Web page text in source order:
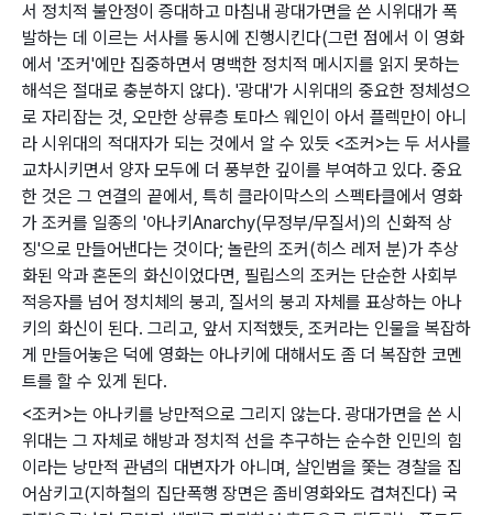
서 정치적 불안정이 증대하고 마침내 광대가면을 쓴 시위대가 폭
발하는 데 이르는 서사를 동시에 진행시킨다(그런 점에서 이 영화
에서 '조커'에만 집중하면서 명백한 정치적 메시지를 읽지 못하는
해석은 절대로 충분하지 않다). '광대'가 시위대의 중요한 정체성으
로 자리잡는 것, 오만한 상류층 토마스 웨인이 아서 플렉만이 아니
라 시위대의 적대자가 되는 것에서 알 수 있듯 <조커>는 두 서사를
교차시키면서 양자 모두에 더 풍부한 깊이를 부여하고 있다. 중요
한 것은 그 연결의 끝에서, 특히 클라이막스의 스펙타클에서 영화
가 조커를 일종의 '아나키Anarchy(무정부/무질서)의 신화적 상
징'으로 만들어낸다는 것이다; 놀란의 조커(히스 레저 분)가 추상
화된 악과 혼돈의 화신이었다면, 필립스의 조커는 단순한 사회부
적응자를 넘어 정치체의 붕괴, 질서의 붕괴 자체를 표상하는 아나
키의 화신이 된다. 그리고, 앞서 지적했듯, 조커라는 인물을 복잡하
게 만들어놓은 덕에 영화는 아나키에 대해서도 좀 더 복잡한 코멘
트를 할 수 있게 된다.
<조커>는 아나키를 낭만적으로 그리지 않는다. 광대가면을 쓴 시
위대는 그 자체로 해방과 정치적 선을 추구하는 순수한 인민의 힘
이라는 낭만적 관념의 대변자가 아니며, 살인범을 쫓는 경찰을 집
어삼키고(지하철의 집단폭행 장면은 좀비영화와도 겹쳐진다) 국